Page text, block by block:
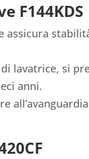
F144KDS
assicura
lavatrice, si
anni.